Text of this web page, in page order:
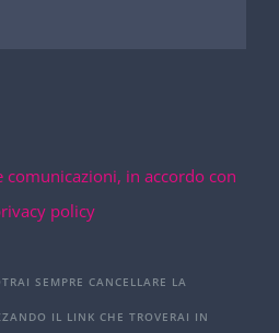
comunicazioni, in accordo con
policy
SEMPRE CANCELLARE LA
IL LINK CHE TROVERAI IN